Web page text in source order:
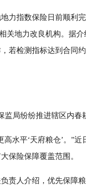
力指数保险日前顺利
关地力改良机构。据
若检测指标达到合同
监局纷纷推进辖区内春
高水平‘天府粮仓’。”
保险保障覆盖范围。
责人介绍，优先保障